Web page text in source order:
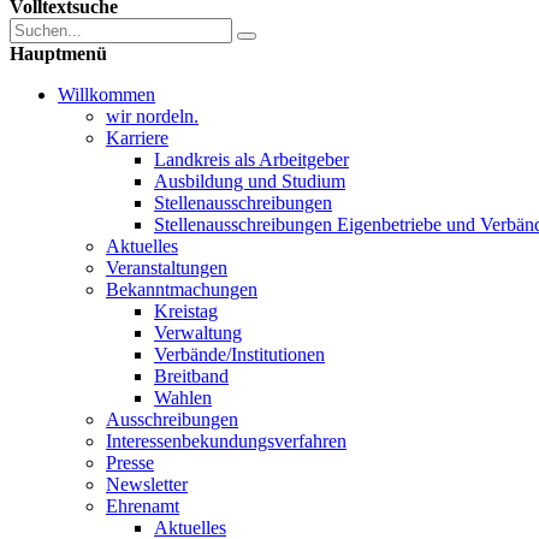
Volltextsuche
Hauptmenü
Willkommen
wir nordeln.
Karriere
Landkreis als Arbeitgeber
Ausbildung und Studium
Stellenausschreibungen
Stellenausschreibungen Eigenbetriebe und
Aktuelles
Veranstaltungen
Bekanntmachungen
Kreistag
Verwaltung
Verbände/Institutionen
Breitband
Wahlen
Ausschreibungen
Interessen­bekundungsverfahren
Presse
Newsletter
Ehrenamt
Aktuelles